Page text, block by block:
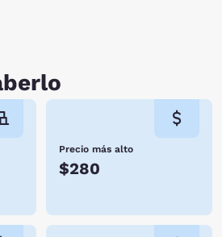
Precio más alto
$280